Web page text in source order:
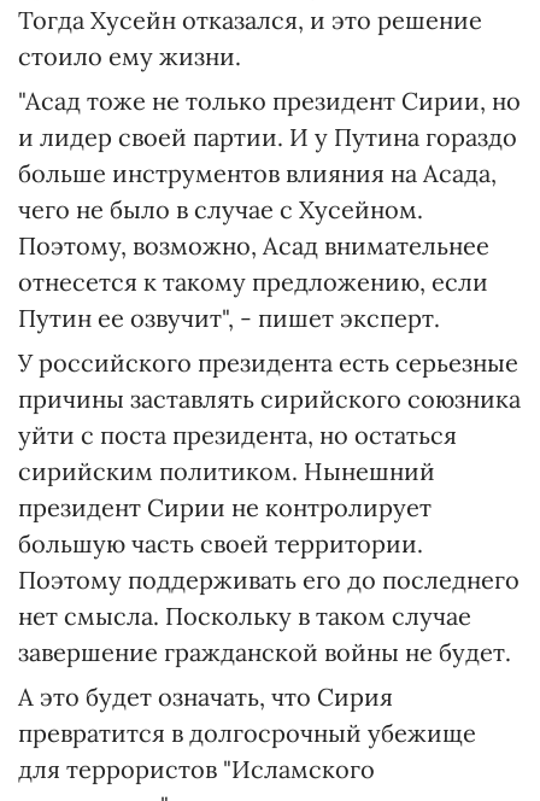
Тогда Хусейн отказался, и это решение
стоило ему жизни.
"Асад тоже не только президент Сирии, но
и лидер своей партии. И у Путина гораздо
больше инструментов влияния на Асада,
чего не было в случае с Хусейном.
Поэтому, возможно, Асад внимательнее
отнесется к такому предложению, если
Путин ее озвучит", - пишет эксперт.
У российского президента есть серьезные
причины заставлять сирийского союзника
уйти с поста президента, но остаться
сирийским политиком. Нынешний
президент Сирии не контролирует
большую часть своей территории.
Поэтому поддерживать его до последнего
нет смысла. Поскольку в таком случае
завершение гражданской войны не будет.
А это будет означать, что Сирия
превратится в долгосрочный убежище
для террористов "Исламского